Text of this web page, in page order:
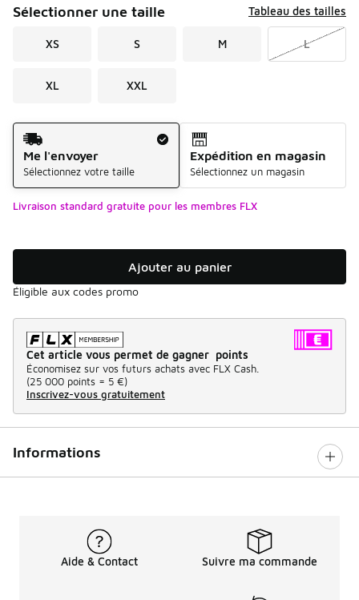
Sélectionner une taille Tableau des tailles
XS S M L
XL XXL
Mode d'expédition
Me l'envoyer
Sélectionnez votre taille
Expédition en magasin
Sélectionnez un magasin
Livraison standard gratuite pour les membres FLX
Ajouter au panier
Éligible aux codes promo
Cet article vous permet de gagner points
Économisez sur vos futurs achats avec FLX Cash.
(25 000 points = 5 €)
Inscrivez-vous gratuitement
Informations
Aide & Contact Suivre ma commande